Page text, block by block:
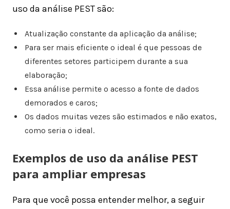
uso da análise PEST são:
Atualização constante da aplicação da análise;
Para ser mais eficiente o ideal é que pessoas de
diferentes setores participem durante a sua
elaboração;
Essa análise permite o acesso a fonte de dados
demorados e caros;
Os dados muitas vezes são estimados e não exatos,
como seria o ideal.
Exemplos de uso da análise PEST
para ampliar empresas
Para que você possa entender melhor, a seguir